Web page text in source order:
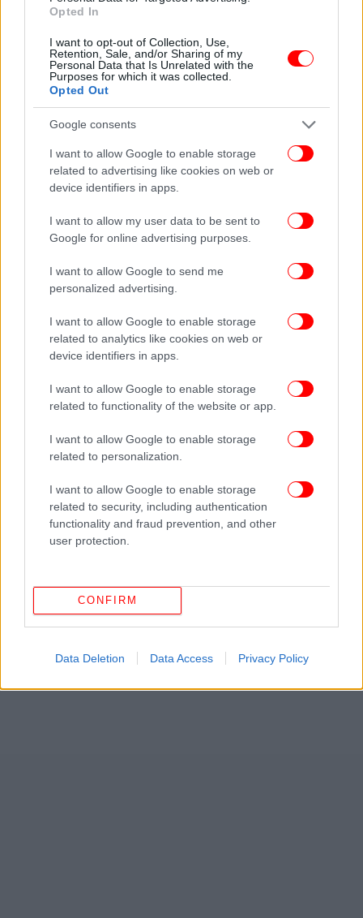
Opted In
I want to opt-out of Collection, Use,
Retention, Sale, and/or Sharing of my
Personal Data that Is Unrelated with the
Purposes for which it was collected.
Opted Out
Google consents
I want to allow Google to enable storage
related to advertising like cookies on web or
device identifiers in apps.
I want to allow my user data to be sent to
Google for online advertising purposes.
I want to allow Google to send me
personalized advertising.
I want to allow Google to enable storage
related to analytics like cookies on web or
device identifiers in apps.
I want to allow Google to enable storage
related to functionality of the website or app.
I want to allow Google to enable storage
related to personalization.
I want to allow Google to enable storage
related to security, including authentication
functionality and fraud prevention, and other
user protection.
CONFIRM
Data Deletion Data Access Privacy Policy
ΠΕΡΙΣΣΟΤΕΡΑ ΒΙΝΤΕΟ
πρώτοι όλες τις ειδήσεις
Δείτε όλες τις τελευταίεςΕιδήσειςαπό την Ελλάδα και τον Κόσμο,
ΔΙΑΒΑΣΤΕ ΠΕΡΙΣΣΟΤΕΡΑ
LION KING